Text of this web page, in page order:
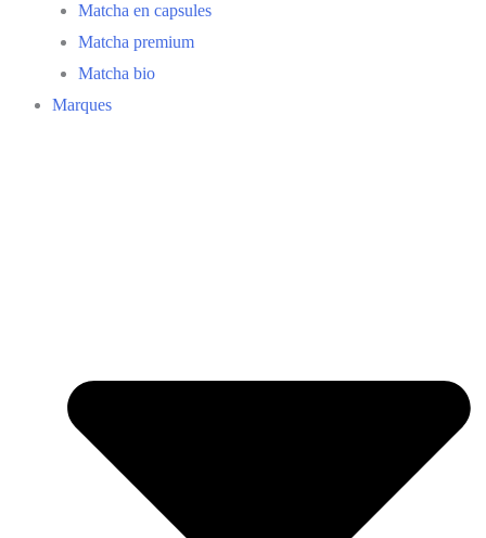
Matcha en capsules
Matcha premium
Matcha bio
Marques